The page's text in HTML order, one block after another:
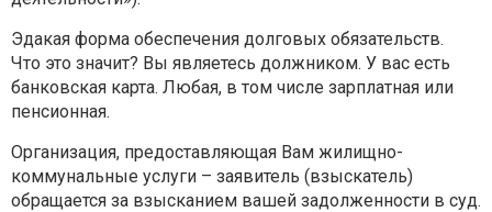
Эдакая форма обеспечения долговых обязательств.
Что это значит? Вы являетесь должником. У вас есть
банковская карта. Любая, в том числе зарплатная или
пенсионная.
Организация, предоставляющая Вам жилищно-
коммунальные услуги – заявитель (взыскатель)
обращается за взысканием вашей задолженности в суд.